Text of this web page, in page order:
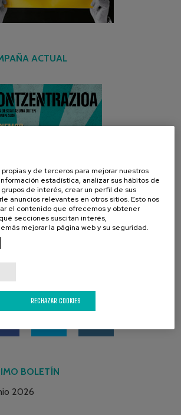
ACTUAL
BOLETÍN
2026
y de terceros para mejorar nuestros
estadística, analizar sus hábitos de
de interés, crear un perfil de sus
anuncios relevantes en otros sitios. Esto nos
el contenido que ofrecemos y obtener
secciones suscitan interés,
mejorar la página web y su seguridad.
RECHAZAR COOKIES